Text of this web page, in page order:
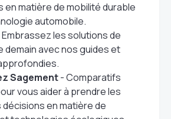
en matière de mobilité durable
automobile.
Embrassez les solutions de
demain avec nos guides et
Sagement- Comparatifs
vous aider à prendre les
décisions en matière de